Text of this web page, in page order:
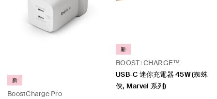
BoostCharge Pro
新
BOOST↑CHARGE™
新
USB-C 迷你充電器 45W (蜘蛛
俠, Marvel 系列)